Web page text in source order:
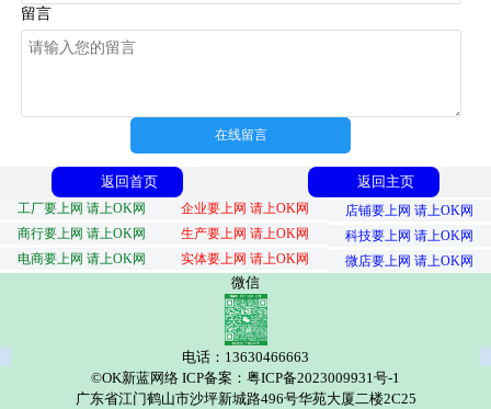
留言
在线留言
返回首页 返回主页
工厂要上网 请上OK网 企业要上网 请上OK网
店铺要上网 请上OK网
商行要上网 请上OK网
生产要上网 请上OK网
科技要上网 请上OK网
电商要上网 请上OK网
实体要上网 请上OK网 微店要上网 请上OK网
微信
电话：13630466663
©OK新蓝网络 ICP备案：粤ICP备2023009931号-1
广东省江门鹤山市沙坪新城路496号华苑大厦二楼2C25